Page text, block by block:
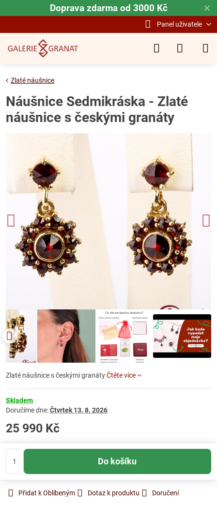
✕
Doprava zdarma od 3000 Kč
Panel uživatele
Zlaté náušnice
Náušnice Sedmikráska - Zlaté
náušnice s českými granáty
Zlaté náušnice s českými granátyČtěte více
Skladem
Doručíme dne:Čtvrtek 13. 8. 2026
25 990 Kč
Do košíku
Přidat k Oblíbeným Dotaz k produktu Doručení